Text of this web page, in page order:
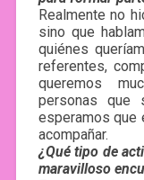
Realmente no
sino que
quiénes
referentes,
queremos
personas que
esperamos que
acompañar.
¿Qué tipo de
maravilloso